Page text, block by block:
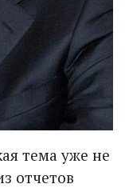
тема уже не
отчетов